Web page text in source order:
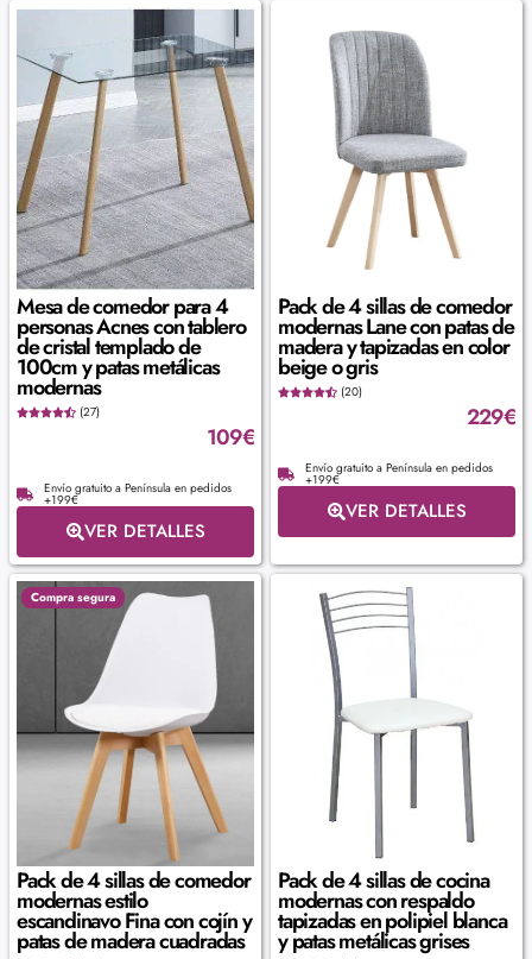
Mesa de comedor para 4
personas Acnes con tablero
de cristal templado de
100cm y patas metálicas
modernas
(27)
109€
Envío gratuito a Península en pedidos
+199€
VER DETALLES
Pack de 4 sillas de comedor
modernas Lane con patas de
madera y tapizadas en color
beige o gris
(20)
229€
Envío gratuito a Península en pedidos
+199€
VER DETALLES
Compra segura
Pack de 4 sillas de comedor
modernas estilo
escandinavo Fina con cojín y
patas de madera cuadradas
Pack de 4 sillas de cocina
modernas con respaldo
tapizadas en polipiel blanca
y patas metálicas grises